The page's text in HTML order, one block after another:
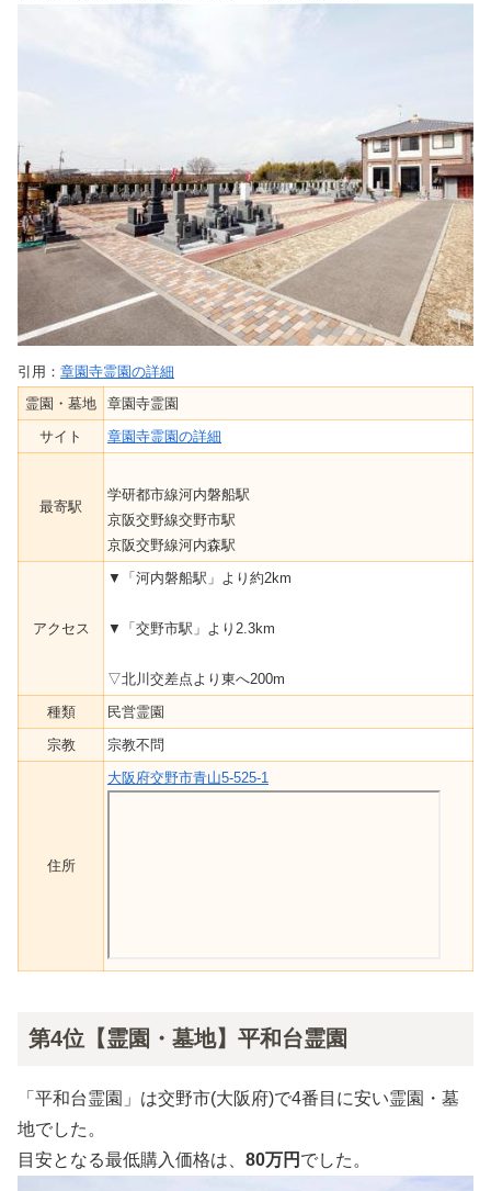
引用： 章園寺霊園の詳細
霊園・墓地
章園寺霊園
サイト
章園寺霊園の詳細
最寄駅
学研都市線河内磐船駅
京阪交野線交野市駅
京阪交野線河内森駅
アクセス
▼「河内磐船駅」より約2km
▼「交野市駅」より2.3km
▽北川交差点より東へ200m
種類
民営霊園
宗教
宗教不問
住所
大阪府交野市青山5-525-1
第4位【霊園・墓地】平和台霊園
「平和台霊園」は交野市(大阪府)で4番目に安い霊園・墓
地でした。
目安となる最低購入価格は、 80万円 でした。